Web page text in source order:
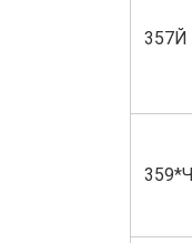
357Й
359*Ч